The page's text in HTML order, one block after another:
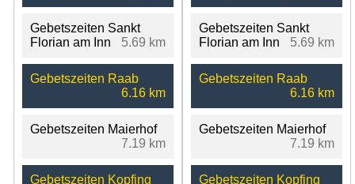
Gebetszeiten Sankt
Florian am Inn
5.69 km
Gebetszeiten Raab
6.16 km
Gebetszeiten Maierhof
7.19 km
Gebetszeiten Kopfing
Gebetszeiten Sankt
Florian am Inn
5.69 km
Gebetszeiten Raab
6.16 km
Gebetszeiten Maierhof
7.19 km
Gebetszeiten Kopfing